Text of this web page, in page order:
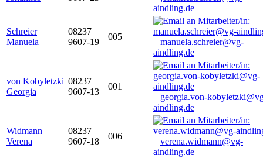
aindling.de
Schreier
Manuela
08237
9607-19
005
manuela.schreier@vg-
aindling.de
von Kobyletzki
Georgia
08237
9607-13
001
georgia.von-
aindling.de
Widmann
Verena
08237
9607-18
006
verena.widmann@vg-
aindling.de